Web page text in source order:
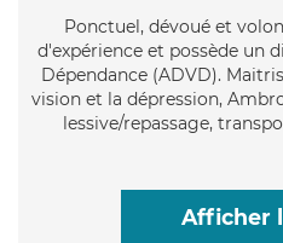
Ponctuel, dévoué et
d'expérience et possède un
Dépendance (ADVD).
vision et la dépression,
lessive/repassage,
Afficher